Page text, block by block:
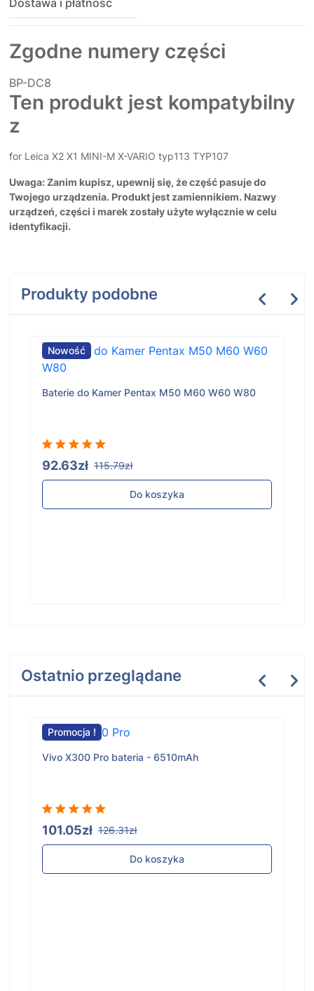
Dostawa i płatność
Zgodne numery części
BP-DC8
Ten produkt jest kompatybilny
z
for Leica X2 X1 MINI-M X-VARIO typ113 TYP107
Uwaga: Zanim kupisz, upewnij się, że część pasuje do
Twojego urządzenia. Produkt jest zamiennikiem. Nazwy
urządzeń, części i marek zostały użyte wyłącznie w celu
identyfikacji.
Produkty podobne
Nowość
Baterie do Kamer Pentax M50 M60 W60 W80
92.63zł 115.79zł
Do koszyka
Ostatnio przeglądane
Promocja !
Vivo X300 Pro bateria - 6510mAh
101.05zł 126.31zł
Do koszyka